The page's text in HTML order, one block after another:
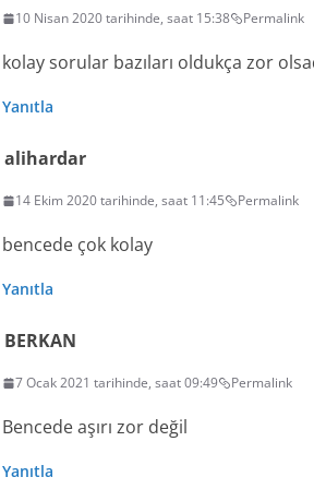
10 Nisan 2020 tarihinde, saat 15:38 Permalink
kolay sorular bazıları oldukça zor
Yanıtla
alihardar
14 Ekim 2020 tarihinde, saat 11:45 Permalink
bencede çok kolay
Yanıtla
BERKAN
7 Ocak 2021 tarihinde, saat 09:49 Permalink
Bencede aşırı zor değil
Yanıtla